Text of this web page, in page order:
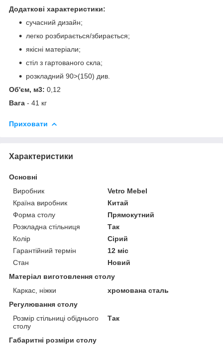
Додаткові характеристики:
сучасний дизайн;
легко розбирається/збирається;
якісні матеріали;
стіл з гартованого скла;
розкладний 90>(150) див.
Об'єм, м3: 0,12
Вага - 41 кг
Приховати
Характеристики
Основні
Виробник
Vetro Mebel
Країна виробник
Китай
Форма столу
Прямокутний
Розкладна стільниця
Так
Колір
Сірий
Гарантійний термін
12 міс
Стан
Новий
Матеріал виготовлення столу
Каркас, ніжки
хромована сталь
Регулювання столу
Розмір стільниці обіднього
столу
Так
Габаритні розміри столу